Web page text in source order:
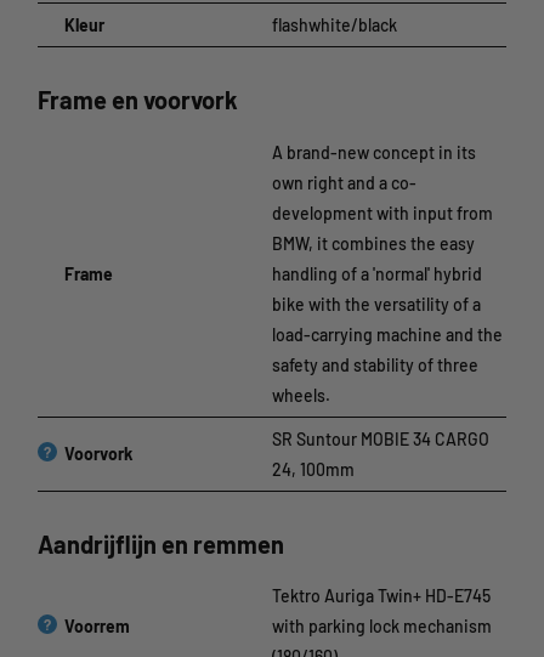
Kleur flashwhite/black
Frame en voorvork
Frame
A brand-new concept in its
own right and a co-
development with input from
BMW, it combines the easy
handling of a 'normal' hybrid
bike with the versatility of a
load-carrying machine and the
safety and stability of three
wheels.
Voorvork
?
SR Suntour MOBIE 34 CARGO
24, 100mm
Aandrijflijn en remmen
Voorrem
?
Tektro Auriga Twin+ HD-E745
with parking lock mechanism